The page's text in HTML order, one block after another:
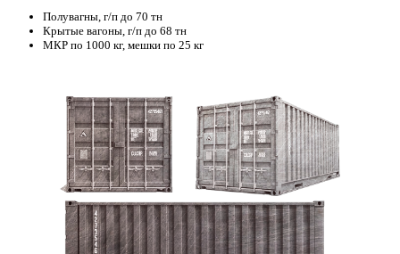
Полувагны, г/п до 70 тн
Крытые вагоны, г/п до 68 тн
МКР по 1000 кг, мешки по 25 кг